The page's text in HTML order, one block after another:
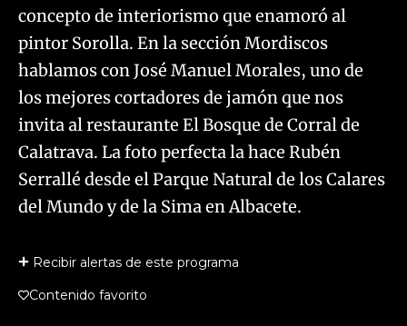
concepto de interiorismo que enamoró al
pintor Sorolla. En la sección Mordiscos
hablamos con José Manuel Morales, uno de
los mejores cortadores de jamón que nos
invita al restaurante El Bosque de Corral de
Calatrava. La foto perfecta la hace Rubén
Serrallé desde el Parque Natural de los Calares
del Mundo y de la Sima en Albacete.
Recibir alertas de este programa
Contenido favorito